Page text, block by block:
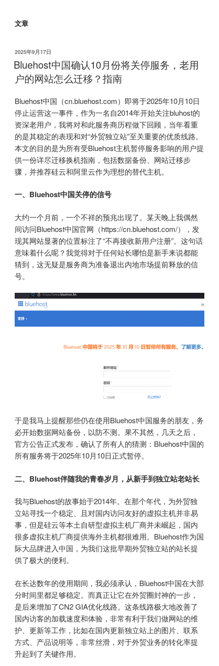
文章
发
布
于
2025年9月17日
Bluehost中国确认10月份将关停服务，老用
户的网站怎么迁移？指南
Bluehost中国（cn.bluehost.com）即将于2025年10月10日
停止运营这一事件，作为一名自2014年开始关注bluhost的
资深老用户，我将对和此服务商历程做下回顾，当年看重
的是其稳定的表现和对“外贸独立站”至关重要的优质线路。
本文的目的是为所有受Bluehost主机暂停服务影响的用户提
供一份详尽迁移换机指南，包括数据备份、网站迁移步
骤，并推荐硅云和阿里云作为理想的替代主机。
一、Bluehost中国关停的信号
大约一个月前，一个不祥的预兆出现了。某天晚上我偶然
间访问Bluehost中国官网（https://cn.bluehost.com/），发
现其网站显著的位置标注了“不再接收新用户注册”。这句话
意味着什么呢？我觉得对于任何站长哪怕是新手来说都能
猜到，这无疑是服务商为准备退出内地市场提前释放的信
号。
于是我马上提醒那些仍在使用Bluehost中国服务的朋友，务
必开始数据网站备份，以防不测。果不其然，几天之后，
官方公告正式发布，确认了所有人的猜测：Bluehost中国的
所有服务将于2025年10月10日正式暂停。
二、Bluehost伴随我的青春岁月，从新手到独立站老站长
我与Bluehost的故事始于2014年。在那个年代，为外贸独
立站寻找一个稳定、且对国内访问友好的虚拟主机并非易
事，但是硅云等本土自研型虚拟主机厂商并未崛起，国内
很多虚拟主机厂商提供海外主机都很难用。Bluehost作为国
际大品牌进入中国，为我们这批早期外贸独立站的站长提
供了极大的便利。
在长达数年的使用期间，我必须承认，Bluehost中国在大部
分时间里都足够稳定。而真正让它在外贸圈封神的一步，
是后来增加了CN2 GIA优化线路。这条线路极大地改善了
国内访客的加载速度和体验，非常有利于我们做网站的维
护、更新等工作，比如在国内更新独立站上的图片、联系
方式、产品说明等，非常丝滑，对于外贸业务的转化率提
升起到了关键作用。